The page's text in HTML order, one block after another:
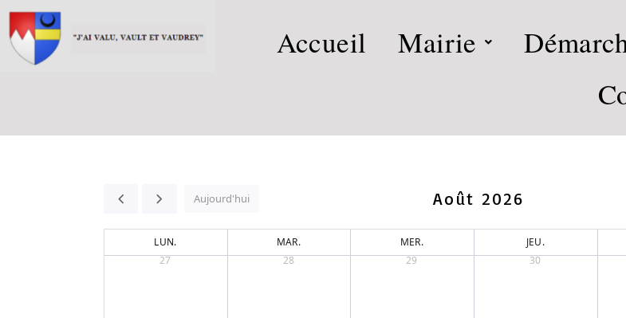
Accueil Mairie
Aujourd'hui Août 2026
LUN. MAR. MER. JEU.
27
28 29 30